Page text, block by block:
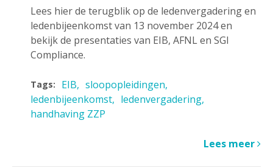
Lees hier de terugblik op de ledenvergadering en
ledenbijeenkomst van 13 november 2024 en
bekijk de presentaties van EIB, AFNL en SGI
Compliance.
Tags: EIB
sloopopleidingen
ledenbijeenkomst
ledenvergadering
handhaving ZZP
Lees meer